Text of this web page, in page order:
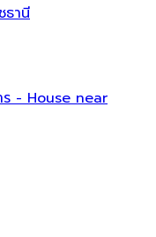
ธานี
ร - House near